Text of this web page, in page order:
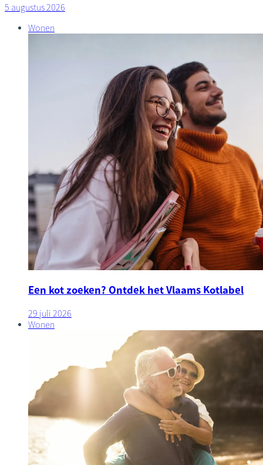
5 augustus 2026
Wonen
Een kot zoeken? Ontdek het Vlaams Kotlabel
29 juli 2026
Wonen